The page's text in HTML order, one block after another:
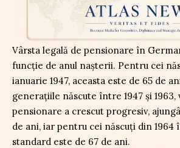
Vârsta legală de pensionare în
funcție de anul nașterii. Pentru cei
ianuarie 1947, aceasta este de 65 de
generațiile născute între 1947 și 1963,
pensionare a crescut progresiv,
de ani, iar pentru cei născuți din 1964
standard este de 67 de ani.